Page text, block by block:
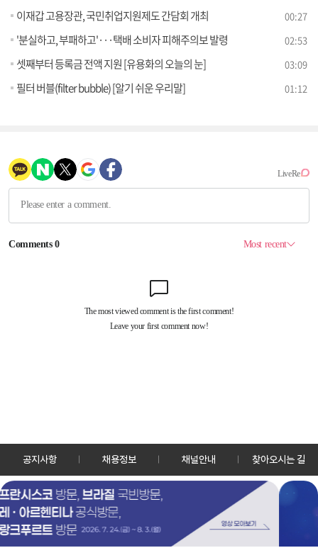
이재갑 고용장관, 국민취업지원제도 간담회 개최 00:27
'분실하고, 부패하고'···택배 소비자 피해주의보 발령 02:53
셋째부터 등록금 전액 지원 [유용화의 오늘의 눈] 03:09
필터 버블(filter bubble) [알기 쉬운 우리말] 01:12
공지사항 채용정보 채널안내 찾아오시는 길
30128 세종특별자치시 정부2청사로 13 한국정책방송원 KTV
TEL: 044-204-8000
Copyrightⓒ KTV 국민방송 All Rights Reserved.
앱 다운로드